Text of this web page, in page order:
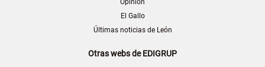
El Gallo
Últimas noticias de León
Otras webs de EDIGRUP